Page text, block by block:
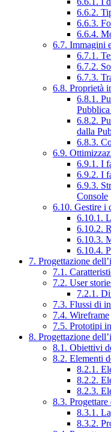
6.6.2.
6.6.3.
6.6.4.
6.7. Immagini
6.7.1.
6.7.2.
6.7.3.
6.8. Proprietà
6.8.1.
6.8.2.
dalla
6.8.3.
6.9.
6.9.1. I
6.9.2. I
6.9.3.
Console
6.10. Gestire i
6.10.1.
6.10.2.
6.10.3.
6.10.4.
7. Progettazione
7.1.
7.2. User
7.2.1.
7.3. Flussi di
7.4. Wireframe
7.5. Prototipi
8. Progettazione
8.1. Obiettivi
8.2. Elementi
8.2.1.
8.2.2.
8.2.3.
8.3. Progettare
8.3.1.
8.3.2.